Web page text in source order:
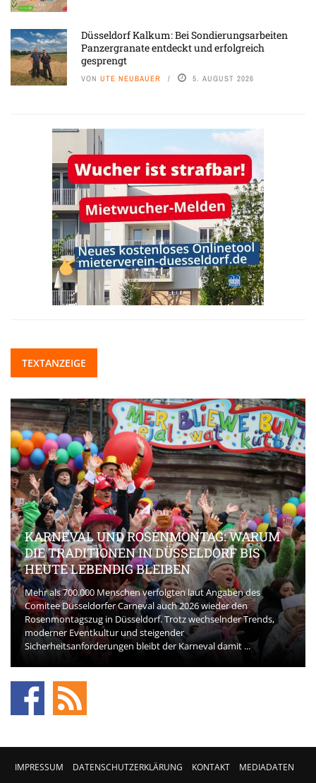
Düsseldorf Kalkum: Bei Sondierungsarbeiten
Panzergranate entdeckt und erfolgreich
gesprengt
VON UTE NEUBAUER 5. AUGUST 2026
TEXTANZEIGE
KARNEVAL UND ROSENMONTAG: WARUM
DIE TRADITIONEN IN DÜSSELDORF BIS
HEUTE LEBENDIG BLEIBEN
Mehr als 700.000 Menschen verfolgten laut Angaben des
Comitee Düsseldorfer Carneval auch 2026 wieder den
Rosenmontagszug in Düsseldorf. Trotz wechselnder Trends,
moderner Eventkultur und steigender
Sicherheitsanforderungen bleibt der Karneval damit ...
IMPRESSUM DATENSCHUTZERKLÄRUNG KONTAKT MEDIADATEN